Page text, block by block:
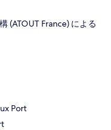
(ATOUT France) による
Port